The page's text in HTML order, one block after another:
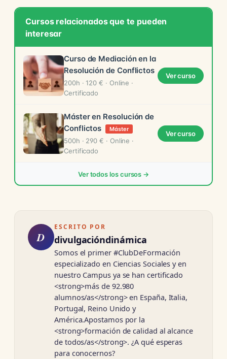
Cursos relacionados que te pueden
interesar
Curso de Mediación en la
Resolución de Conflictos
200h · 120 € · Online ·
Certificado
Ver curso
Máster en Resolución de
Conflictos
Máster
500h · 290 € · Online ·
Certificado
Ver curso
Ver todos los cursos →
D
ESCRITO POR
divulgacióndinámica
Somos el primer #ClubDeFormación
especializado en Ciencias Sociales y en
nuestro Campus ya se han certificado
<strong>más de 92.980
alumnos/as</strong> en España, Italia,
Portugal, Reino Unido y
América.Apostamos por la
<strong>formación de calidad al alcance
de todos/as</strong>. ¿A qué esperas
para conocernos?